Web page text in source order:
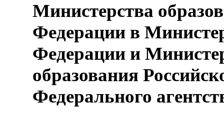
Министерства
Федерации в
Федерации и
образования
Федерального